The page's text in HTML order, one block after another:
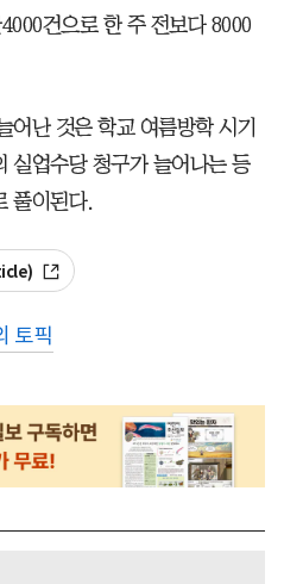
건으로 한 주 전보다 8000
어난 것은 학교 여름방학 시기
실업수당 청구가 늘어나는 등
풀이된다.
토픽